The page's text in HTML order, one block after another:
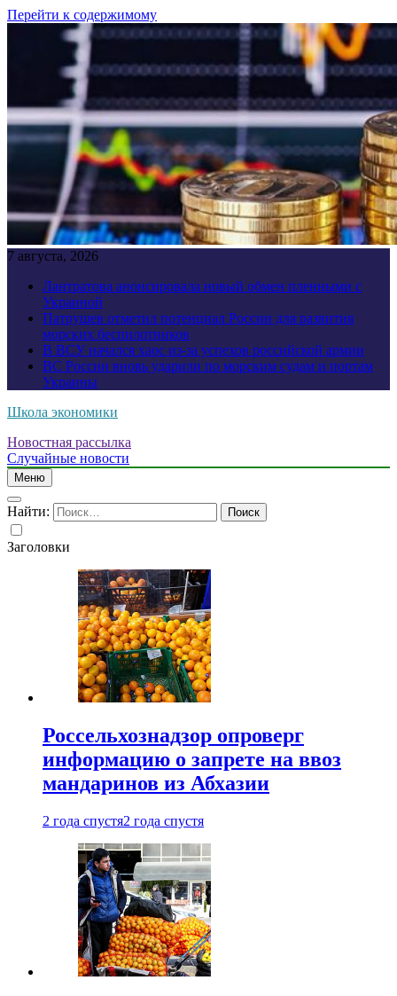
Перейти к содержимому
7 августа, 2026
Лантратова анонсировала новый обмен пленными с
Украиной
Патрушев отметил потенциал России для развития
морских беспилотников
В ВСУ начался хаос из-за успехов российской армии
ВС России вновь ударили по морским судам и портам
Украины
Школа экономики
Новостная рассылка
Случайные новости
Меню
Найти:
Заголовки
Россельхознадзор опроверг
информацию о запрете на ввоз
мандаринов из Абхазии
2 года спустя2 года спустя